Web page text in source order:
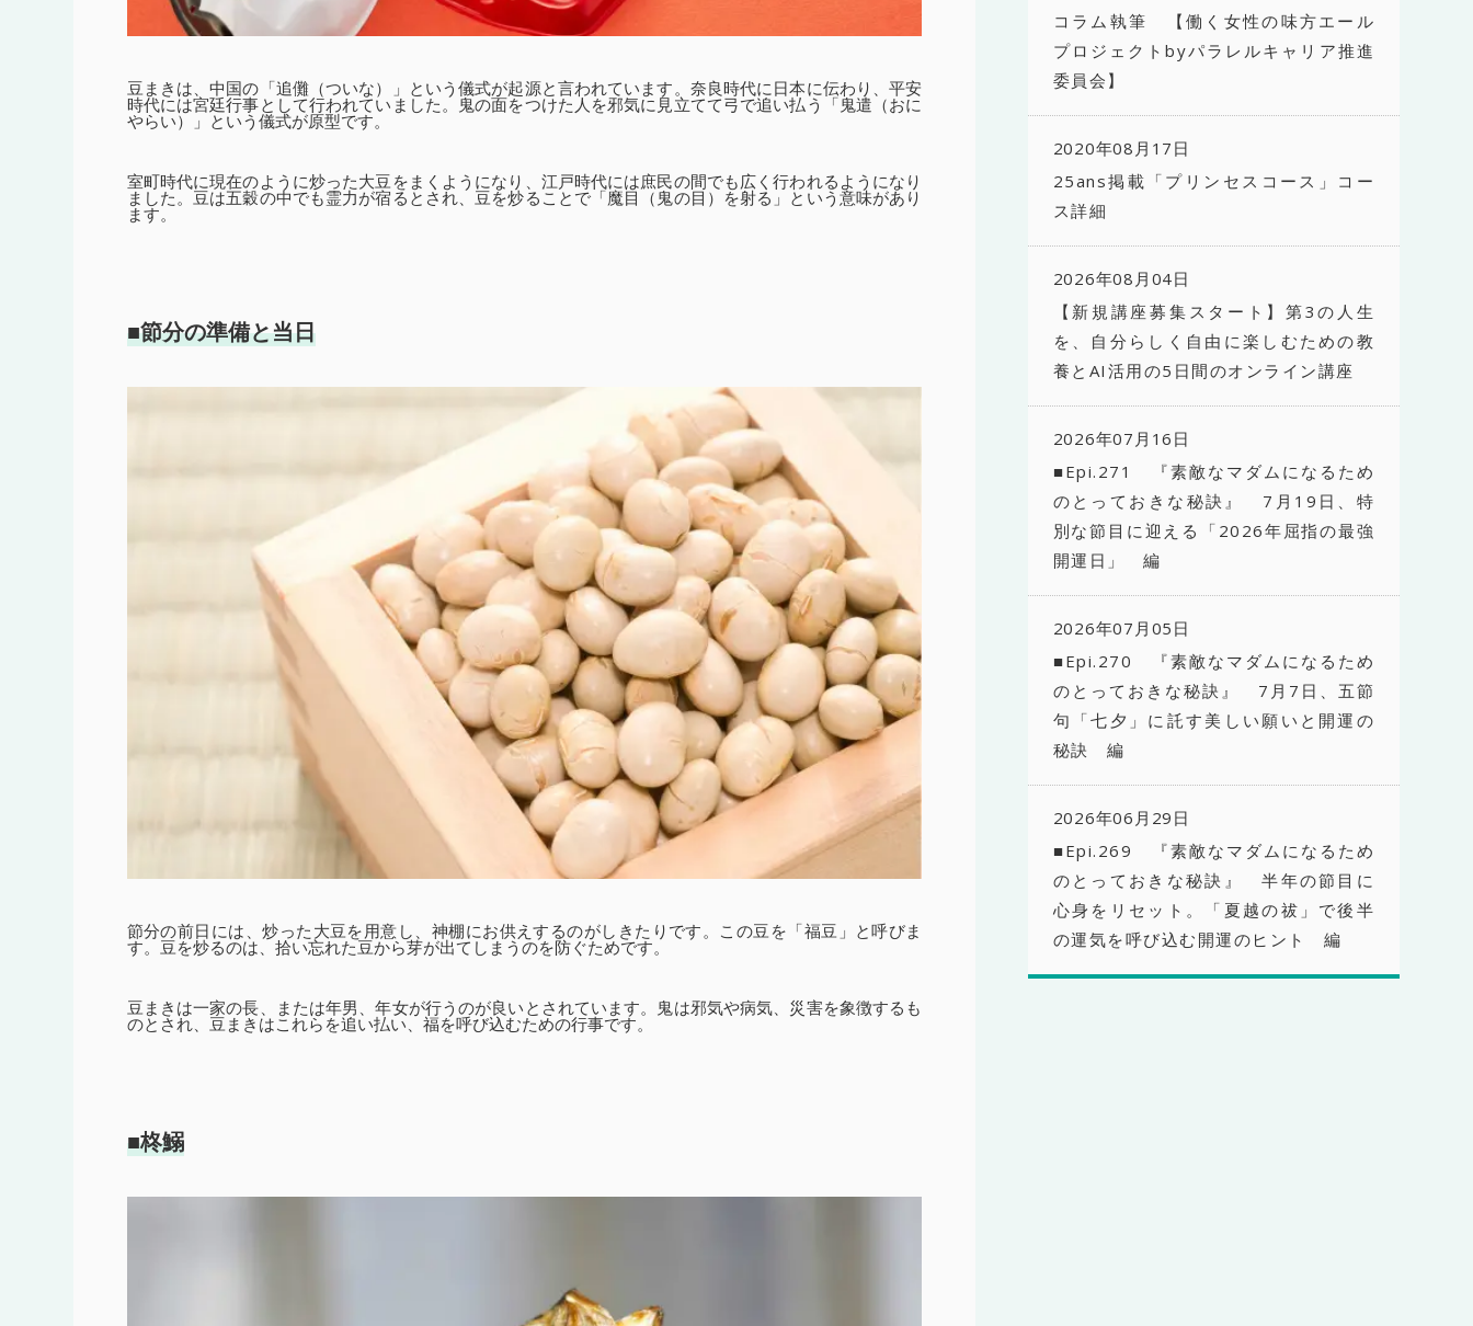
豆まきは、中国の「追儺（ついな）」という儀式が起源と言われています。奈良時代に日本に伝わり、平安
時代には宮廷行事として行われていました。鬼の面をつけた人を邪気に見立てて弓で追い払う「鬼遣（おに
やらい）」という儀式が原型です。
室町時代に現在のように炒った大豆をまくようになり、江戸時代には庶民の間でも広く行われるようになり
ました。豆は五穀の中でも霊力が宿るとされ、豆を炒ることで「魔目（鬼の目）を射る」という意味があり
ます。
■節分の準備と当日
節分の前日には、炒った大豆を用意し、神棚にお供えするのがしきたりです。この豆を「福豆」と呼びま
す。豆を炒るのは、拾い忘れた豆から芽が出てしまうのを防ぐためです。
豆まきは一家の長、または年男、年女が行うのが良いとされています。鬼は邪気や病気、災害を象徴するも
のとされ、豆まきはこれらを追い払い、福を呼び込むための行事です。
■柊鰯
コラム執筆 【働く女性の味方エール
プロジェクトbyパラレルキャリア推進
委員会】
2020年08月17日
25ans掲載「プリンセスコース」コー
ス詳細
2026年08月04日
【新規講座募集スタート】第3の人生
を、自分らしく自由に楽しむための教
養とAI活用の5日間のオンライン講座
2026年07月16日
■Epi.271 『素敵なマダムになるため
のとっておきな秘訣』 7月19日、特
別な節目に迎える「2026年屈指の最強
開運日」 編
2026年07月05日
■Epi.270 『素敵なマダムになるため
のとっておきな秘訣』 7月7日、五節
句「七夕」に託す美しい願いと開運の
秘訣 編
2026年06月29日
■Epi.269 『素敵なマダムになるため
のとっておきな秘訣』 半年の節目に
心身をリセット。「夏越の祓」で後半
の運気を呼び込む開運のヒント 編